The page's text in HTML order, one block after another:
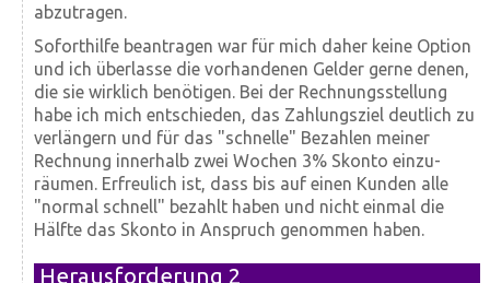
abzutragen.
Soforthilfe beantragen war für mich daher keine Option
und ich über­lasse die vorhandenen Gelder gerne denen,
die sie wirklich benötigen. Bei der Rechnungs­stellung
habe ich mich ent­schieden, das Zahlungs­ziel deutlich zu
ver­längern und für das "schnelle" Bezahlen meiner
Rechnung innerhalb zwei Wochen 3% Skonto ein­zu­
räumen. Erfreulich ist, dass bis auf einen Kunden alle
"normal schnell" bezahlt haben und nicht einmal die
Hälfte das Skonto in Anspruch genommen haben.
Herausforderung 2